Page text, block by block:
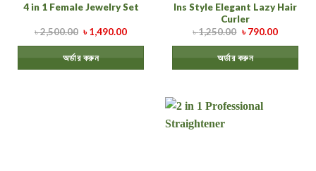
4 in 1 Female Jewelry Set
৳2,500.00 ৳1,490.00
অর্ডার করুন
Ins Style Elegant Lazy Hair
Curler
৳1,250.00 ৳790.00
অর্ডার করুন